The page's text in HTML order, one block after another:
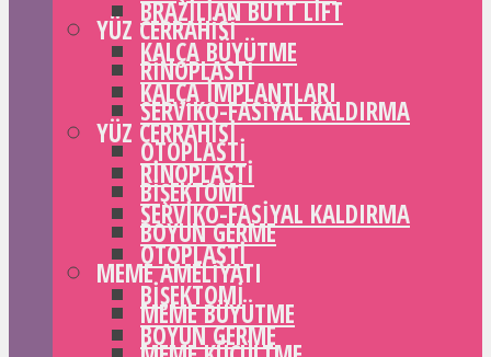
YÜZ CERRAHISI
RINOPLASTI
SERVIKO-FASIYAL KALDIRMA
OTOPLASTI
BIŞEKTOMI
BOYUN GERME
MEME AMELIYATI
MEME BÜYÜTME
BRAZILIAN BUTT LIFT
KALÇA BÜYÜTME
KALÇA IMPLANTLARI
YÜZ CERRAHISI
RINOPLASTI
SERVIKO-FASIYAL KALDIRMA
OTOPLASTI
BIŞEKTOMI
BOYUN GERME